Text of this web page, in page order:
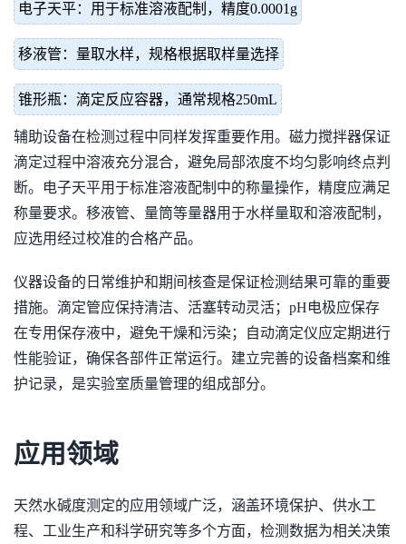
电子天平：用于标准溶液配制，精度0.0001g
移液管：量取水样，规格根据取样量选择
锥形瓶：滴定反应容器，通常规格250mL
辅助设备在检测过程中同样发挥重要作用。磁力搅拌器保证
滴定过程中溶液充分混合，避免局部浓度不均匀影响终点判
断。电子天平用于标准溶液配制中的称量操作，精度应满足
称量要求。移液管、量筒等量器用于水样量取和溶液配制，
应选用经过校准的合格产品。
仪器设备的日常维护和期间核查是保证检测结果可靠的重要
措施。滴定管应保持清洁、活塞转动灵活；pH电极应保存
在专用保存液中，避免干燥和污染；自动滴定仪应定期进行
性能验证，确保各部件正常运行。建立完善的设备档案和维
护记录，是实验室质量管理的组成部分。
应用领域
天然水碱度测定的应用领域广泛，涵盖环境保护、供水工
程、工业生产和科学研究等多个方面，检测数据为相关决策